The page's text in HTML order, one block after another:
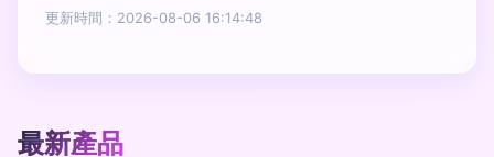
更新時間：2026-08-06 16:14:48
最新產品